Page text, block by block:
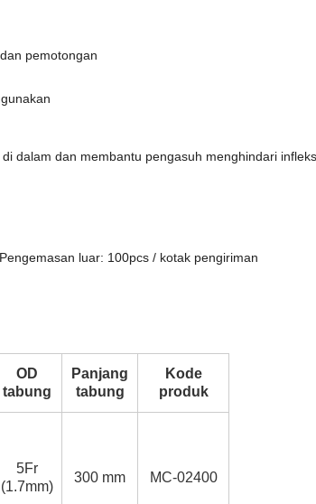
pemotongan
dalam dan membantu pengasuh menghindari
luar: 100pcs / kotak pengiriman
OD
tabung
Panjang
tabung
Kode
produk
5Fr
(1.7mm)
300 mm MC-02400